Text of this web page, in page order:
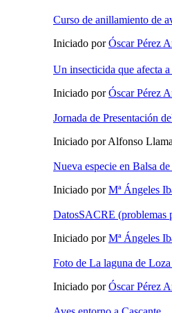
Curso de anillamiento de
Iniciado porÓscar Pérez
Un insecticida que afecta
Iniciado porÓscar Pérez
Jornada de Presentación
Iniciado por Alfonso
Nueva especie en Balsa
Iniciado porMª Ángeles
DatosSACRE (problemas
Iniciado porMª Ángeles
Foto de La laguna de
Iniciado porÓscar Pérez